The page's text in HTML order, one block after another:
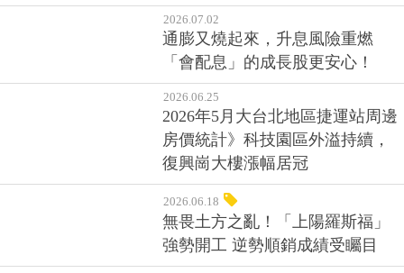
2026.07.02
通膨又燒起來，升息風險重燃
「會配息」的成長股更安心！
2026.06.25
2026年5月大台北地區捷運站周邊
房價統計》科技園區外溢持續，
復興崗大樓漲幅居冠
2026.06.18
無畏土方之亂！「上陽羅斯福」
強勢開工 逆勢順銷成績受矚目